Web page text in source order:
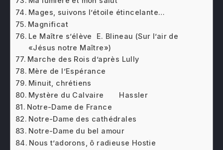
Mages, suivons l’étoile étincelante…
Magnificat
Le Maître s’élève E. Blineau (Sur l’air de
«Jésus notre Maître»)
Marche des Rois d’après Lully
Mère de l’Espérance
Minuit, chrétiens
Mystère du Calvaire Hassler
Notre-Dame de France
Notre-Dame des cathédrales
Notre-Dame du bel amour
Nous t’adorons, ô radieuse Hostie